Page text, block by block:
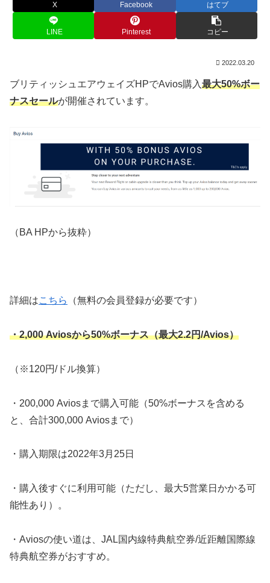
X Facebook はてブ
LINE Pinterest コピー
2022.03.20
ブリティッシュエアウェイズHPでAvios購入最大50%ボー
ナスセールが開催されています。
（BA HPから抜粋）
詳細はこちら （無料の会員登録が必要です）
・2,000 Aviosから50%ボーナス（最大2.2円/Avios）
（※120円/ドル換算）
・200,000 Aviosまで購入可能（50%ボーナスを含める
と、合計300,000 Aviosまで）
・購入期限は2022年3月25日
・購入後すぐに利用可能（ただし、最大5営業日かかる可
能性あり）。
・Aviosの使い道は、JAL国内線特典航空券/近距離国際線
特典航空券がおすすめ。